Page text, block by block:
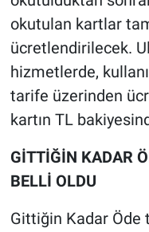
okutulan kartlar
ücretlendirilecek.
hizmetlerde,
tarife üzerinden
kartın TL
GİTTİĞİN KADAR
BELLİ OLDU
Gittiğin Kadar Öde